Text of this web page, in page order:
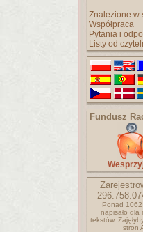
Znalezione w
Współpraca
Pytania i
Listy od
Fundusz
Ponad
napisało dla
tekstów.
stron